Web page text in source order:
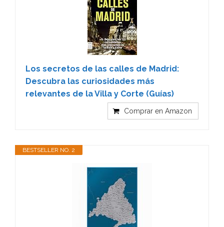
Los secretos de las calles de Madrid:
Descubra las curiosidades más
relevantes de la Villa y Corte (Guías)
Comprar en Amazon
BESTSELLER NO. 2